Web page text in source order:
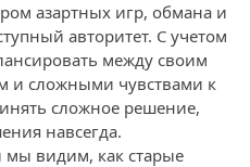
азартных игр, обмана и
авторитет. С учетом
между своим
и сложными чувствами к
сложное решение,
навсегда.
мы видим, как старые